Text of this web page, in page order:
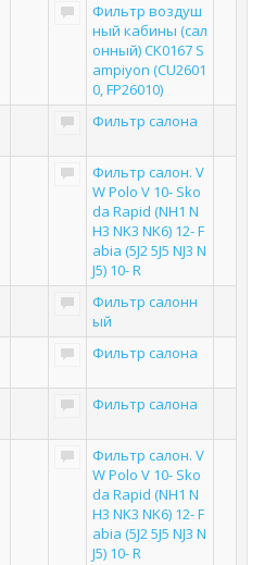
Фильтр воздуш
ный кабины (сал
онный) CK0167 S
ampiyon (CU2601
0, FP26010)
Фильтр салона
Фильтр салон. V
W Polo V 10- Sko
da Rapid (NH1 N
H3 NK3 NK6) 12- F
abia (5J2 5J5 NJ3 N
J5) 10- R
Фильтр салонн
ый
Фильтр салона
Фильтр салона
Фильтр салон. V
W Polo V 10- Sko
da Rapid (NH1 N
H3 NK3 NK6) 12- F
abia (5J2 5J5 NJ3 N
J5) 10- R